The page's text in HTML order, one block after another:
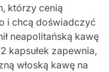
którzy cenią
i chcą doświadczyć
neapolitańską kawę
kapsułek zapewnia,
włoską kawę na